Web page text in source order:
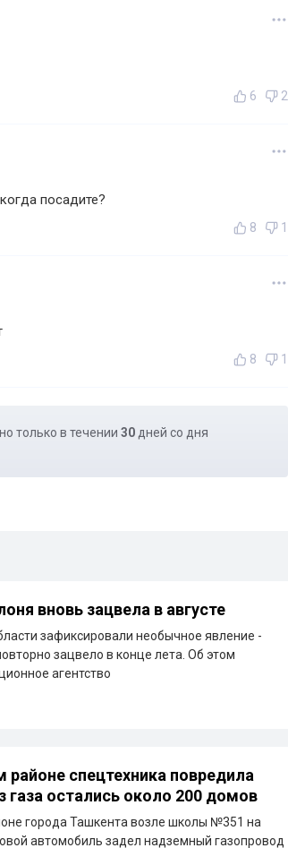
6 2
посадите?
8 1
8 1
только в течении 30 дней со дня
вновь зацвела в августе
зафиксировали необычное явление -
зацвело в конце лета. Об этом
агентство
районе спецтехника повредила
газа остались около 200 домов
города Ташкента возле школы №351 на
автомобиль задел надземный газопровод